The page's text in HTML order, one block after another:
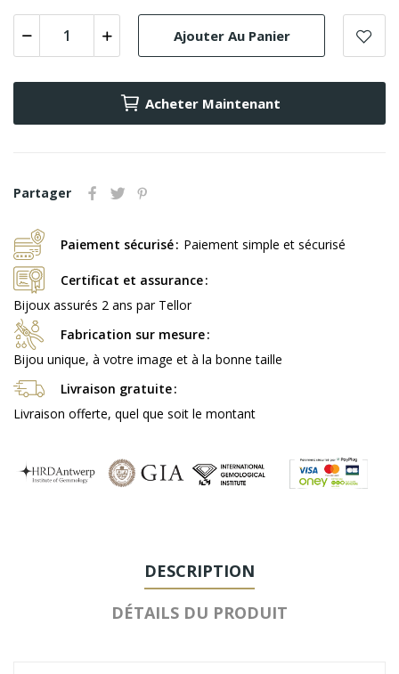
Ajouter Au Panier
Acheter Maintenant
Partager
Paiement sécurisé Paiement simple et sécurisé
Certificat et assurance
Bijoux assurés 2 ans par Tellor
Fabrication sur mesure
Bijou unique, à votre image et à la bonne taille
Livraison gratuite
Livraison offerte, quel que soit le montant
DESCRIPTION
DÉTAILS DU PRODUIT